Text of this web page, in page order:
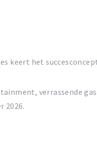
keert het
verrassende
2026.